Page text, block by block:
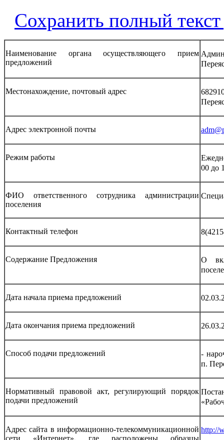
Сохранить полный
Наименование органа осуществляющего прием
предложений
Местонахождение, почтовый адрес
Адрес электронной почты
Режим работы
00 до
ФИО ответственного сотрудника администрации
поселения
Контактный телефон
Содержание Предложения
О
Дата начала приема предложений
Дата окончания приема предложений
Способ подачи предложений
-
п.
Нормативный правовой акт, регулирующий порядок
подачи предложений
Адрес сайта в информационно-телекоммуникационной http://